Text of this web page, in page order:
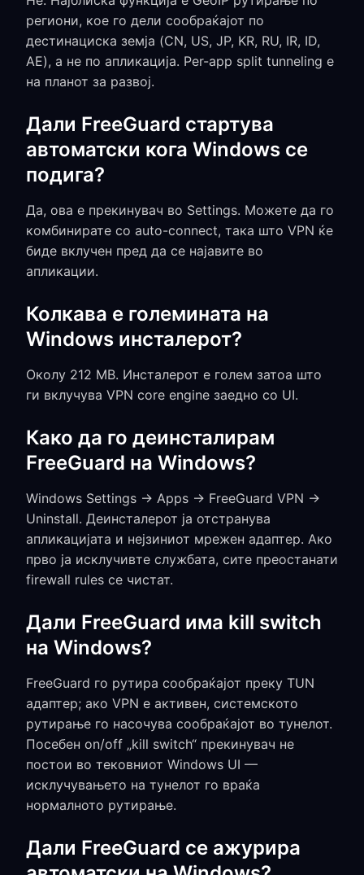
региони, кое го дели сообраќајот по
дестинациска земја (CN, US, JP, KR, RU, IR, ID,
AE), а не по апликација. Per-app split tunneling е
на планот за развој.
Дали FreeGuard стартува
автоматски кога Windows се
подига?
Да, ова е прекинувач во Settings. Можете да го
комбинирате со auto-connect, така што VPN ќе
биде вклучен пред да се најавите во
апликации.
Колкава е големината на
Windows инсталерот?
Околу 212 MB. Инсталерот е голем затоа што
ги вклучува VPN core engine заедно со UI.
Како да го деинсталирам
FreeGuard на Windows?
Windows Settings → Apps → FreeGuard VPN →
Uninstall. Деинсталерот ја отстранува
апликацијата и нејзиниот мрежен адаптер. Ако
прво ја исклучивте службата, сите преостанати
firewall rules се чистат.
Дали FreeGuard има kill switch
на Windows?
FreeGuard го рутира сообраќајот преку TUN
адаптер; ако VPN е активен, системското
рутирање го насочува сообраќајот во тунелот.
Посебен on/off „kill switch“ прекинувач не
постои во тековниот Windows UI —
исклучувањето на тунелот го враќа
нормалното рутирање.
Дали FreeGuard се ажурира